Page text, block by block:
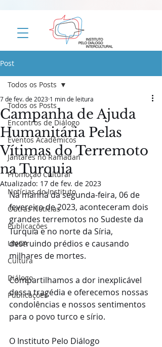
Post
Todos os Posts
Encontros de Diálogo
Eventos Acadêmicos
Jantares no Ramadan
Promoção Cultural
Notícias do Instituto
Outras Notícias
Publicações
UNGA
Cultura
Diálogo
Publicações
Todos os Posts
Campanha de Ajuda
Humanitária Pelas
Vítimas do Terremoto
na Turquia
7 de fev. de 2023 1 min de leitura
Atualizado: 17 de fev. de 2023
Na manhã da segunda-feira, 06 de
fevereiro de 2023, aconteceram dois
grandes terremotos no Sudeste da
Turquia e no norte da Síria,
destruindo prédios e causando
milhares de mortes.
Compartilhamos a dor inexplicável
dessa tragédia e oferecemos nossas
condolências e nossos sentimentos
para o povo turco e sírio.
O Instituto Pelo Diálogo